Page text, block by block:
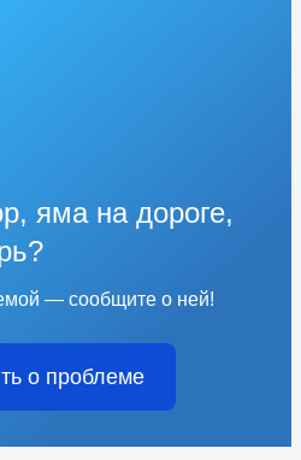
яма на дороге,
— сообщите о ней!
о проблеме